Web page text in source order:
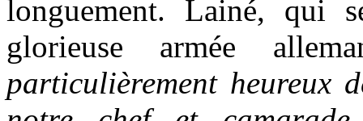
longuement. Lainé, qui
glorieuse armée
particulièrement heureux